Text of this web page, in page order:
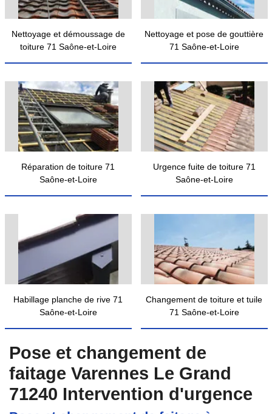
Nettoyage et démoussage de
toiture 71 Saône-et-Loire
Nettoyage et pose de gouttière
71 Saône-et-Loire
Réparation de toiture 71
Saône-et-Loire
Urgence fuite de toiture 71
Saône-et-Loire
Habillage planche de rive 71
Saône-et-Loire
Changement de toiture et tuile
71 Saône-et-Loire
Pose et changement de
faitage Varennes Le Grand
71240 Intervention d'urgence